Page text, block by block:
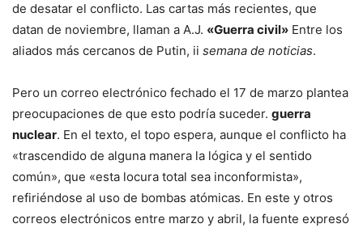
de desatar el conflicto. Las cartas más recientes, que
datan de noviembre, llaman a A.J. «Guerra civil» Entre los
aliados más cercanos de Putin, ii semana de noticias.
Pero un correo electrónico fechado el 17 de marzo plantea
preocupaciones de que esto podría suceder. guerra
nuclear. En el texto, el topo espera, aunque el conflicto ha
«trascendido de alguna manera la lógica y el sentido
común», que «esta locura total sea inconformista»,
refiriéndose al uso de bombas atómicas. En este y otros
correos electrónicos entre marzo y abril, la fuente expresó